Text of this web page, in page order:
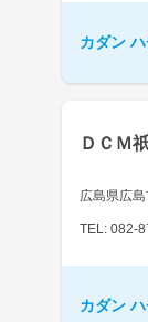
カダン
ＤＣＭ
広島県広
TEL: 082-
カダン